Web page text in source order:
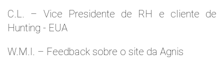
C.L. – Vice Presidente de RH e cliente de
Hunting - EUA
W.M.l. – Feedback sobre o site da Agnis